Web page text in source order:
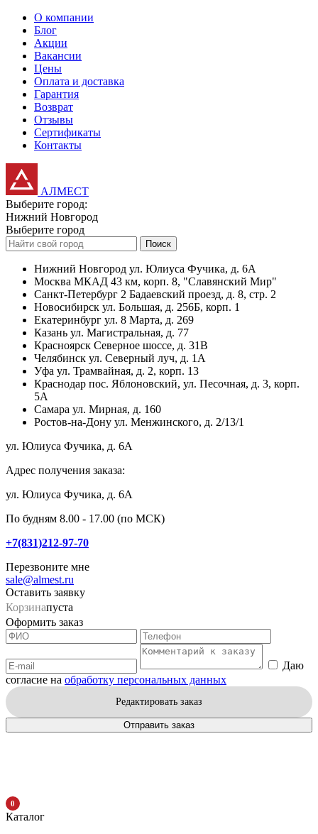
О компании
Блог
Акции
Вакансии
Цены
Оплата и доставка
Гарантия
Возврат
Отзывы
Сертификаты
Контакты
АЛМЕСТ
Выберите город:
Нижний Новгород
Выберите город
Поиск
Нижний Новгород ул. Юлиуса Фучика, д. 6А
Москва МКАД 43 км, корп. 8, "Славянский Мир"
Санкт-Петербург 2 Бадаевский проезд, д. 8, стр. 2
Новосибирск ул. Большая, д. 256Б, корп. 1
Екатеринбург ул. 8 Марта, д. 269
Казань ул. Магистральная, д. 77
Красноярск Северное шоссе, д. 31В
Челябинск ул. Северный луч, д. 1А
Уфа ул. Трамвайная, д. 2, корп. 13
Краснодар пос. Яблоновский, ул. Песочная, д. 3, корп.
5А
Самара ул. Мирная, д. 160
Ростов-на-Дону ул. Менжинского, д. 2/13/1
ул. Юлиуса Фучика, д. 6А
Адрес получения заказа:
ул. Юлиуса Фучика, д. 6А
По будням 8.00 - 17.00 (по МСК)
+7(831)212-97-70
Перезвоните мне
sale@almest.ru
Оставить заявку
Корзинапуста
Оформить заказ
Даю
согласие на обработку персональных данных
Редактировать заказ
Отправить заказ
0
Каталог